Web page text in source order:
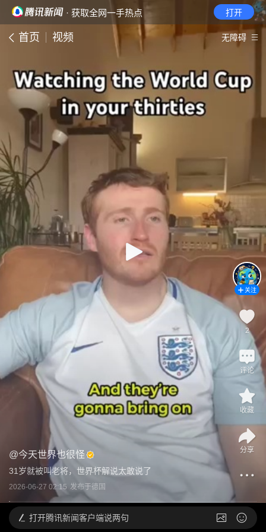
· 获取全网一手热点 打开
首页 视频 无障碍
@今天世界也很怪
31岁就被叫老将，世界杯解说太敢说了
2026-06-27 02:15 发布于德国
关注
2
评论
收藏
分享
打开腾讯新闻客户端说两句